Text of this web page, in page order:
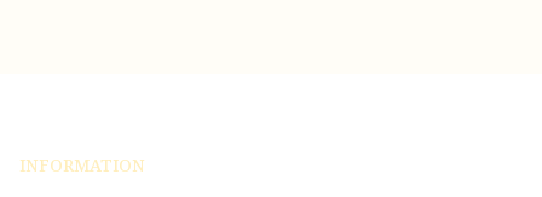
INFORMATION